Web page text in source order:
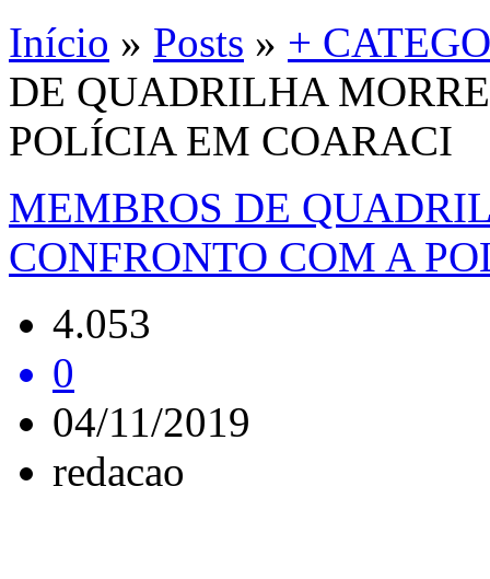
Início » Posts » +
DE QUADRILHA
POLÍCIA EM COARACI
MEMBROS DE
CONFRONTO COM A
4.053
0
04/11/2019
redacao